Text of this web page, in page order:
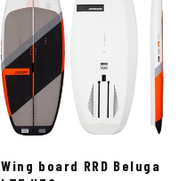
Wing board RRD Beluga